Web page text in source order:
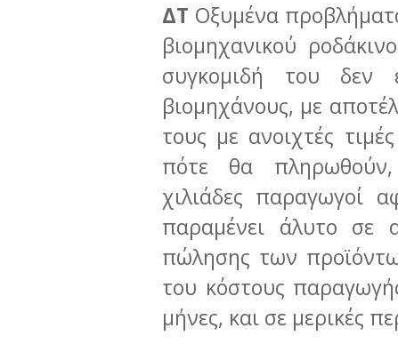
ΔΤ Οξυμένα
βιομηχανικού
συγκομιδή του δεν
βιομηχάνους, με
τους με ανοιχτές
πότε θα
χιλιάδες παραγωγοί
παραμένει άλυτο σε
πώλησης των
του κόστους
μήνες, και σε μερικές